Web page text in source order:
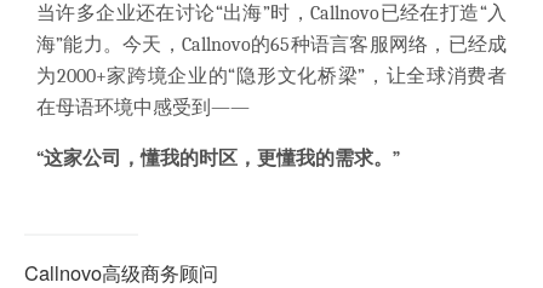
当许多企业还在讨论“出海”时，Callnovo已经在打造“入
海”能力。今天，Callnovo的65种语言客服网络，已经成
为2000+家跨境企业的“隐形文化桥梁”，让全球消费者
在母语环境中感受到——
“这家公司，懂我的时区，更懂我的需求。”
Callnovo高级商务顾问